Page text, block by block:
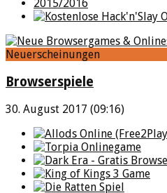
Neuerscheinungen
Browserspiele
30. August 2017 (09:16)